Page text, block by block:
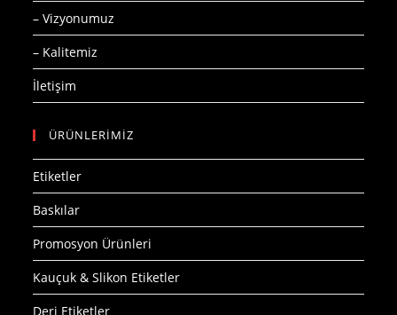
– Vizyonumuz
– Kalitemiz
İletişim
ÜRÜNLERİMİZ
Etiketler
Baskılar
Promosyon Ürünleri
Kauçuk & Slikon Etiketler
Deri Etiketler